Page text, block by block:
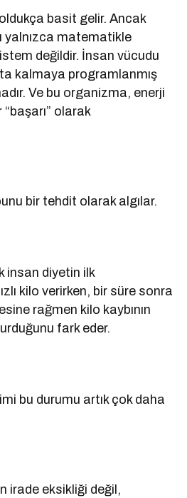
basit gelir. Ancak
yalnızca matematikle
değildir. İnsan vücudu
kalmaya programlanmış
Ve bu organizma, enerji
“başarı” olarak
bir tehdit olarak algılar.
insan diyetin ilk
kilo verirken, bir süre sonra
rağmen kilo kaybının
fark eder.
bu durumu artık çok daha
irade eksikliği değil,